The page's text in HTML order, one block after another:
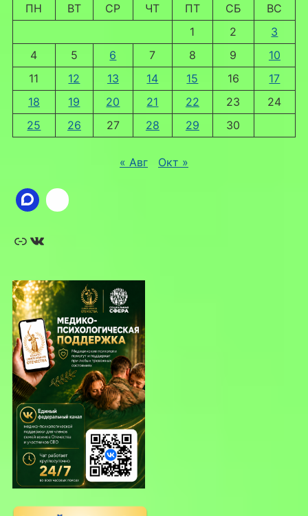
ПН ВТ СР ЧТ ПТ СБ
ВС
1
2
3
4
5 6 7 8 9
10
11
12 13 14 15 16
17
18
19 20 21 22 23
24
25
26 27 28 29 30
« Авг Окт »